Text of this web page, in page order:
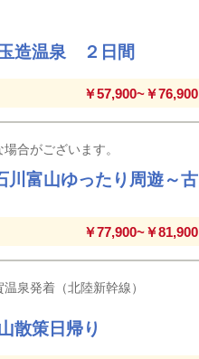
造温泉 ２日間
￥57,900~￥76,900
合がございます。
川富山ゆったり周遊～古
￥77,900~￥81,900
泉発着（北陸新幹線）
散策日帰り